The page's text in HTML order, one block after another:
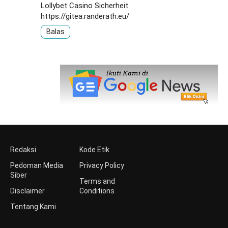
Lollybet Casino Sicherheit
https://gitea.randerath.eu/
Balas
Redaksi
Pedoman Media
Siber
Disclaimer
Tentang Kami
Kode Etik
Privacy Policy
Terms and
Conditions